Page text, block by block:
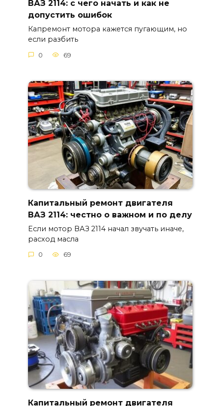
ВАЗ 2114: с чего начать и как не
допустить ошибок
Капремонт мотора кажется пугающим, но
если разбить
0 69
Капитальный ремонт двигателя
ВАЗ 2114: честно о важном и по делу
Если мотор ВАЗ 2114 начал звучать иначе,
расход масла
0 69
Капитальный ремонт двигателя